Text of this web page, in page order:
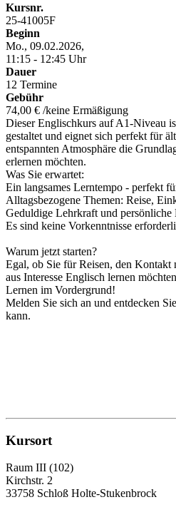
Kursnr.
25-41005F
Beginn
Mo., 09.02.2026,
11:15 - 12:45 Uhr
Dauer
12 Termine
Gebühr
74,00 € /keine Ermäßigung
Dieser Englischkurs auf A1-Niveau
gestaltet und eignet sich perfekt für
entspannten Atmosphäre die
erlernen möchten.
Was Sie erwartet:
Ein langsames Lerntempo - perfekt
Alltagsbezogene Themen: Reise,
Geduldige Lehrkraft und persönliche
Es sind keine Vorkenntnisse
Warum jetzt starten?
Egal, ob Sie für Reisen, den Kontakt
aus Interesse Englisch lernen
Lernen im Vordergrund!
Melden Sie sich an und entdecken
kann.
Kursort
Raum III (102)
Kirchstr. 2
33758 Schloß Holte-Stukenbrock